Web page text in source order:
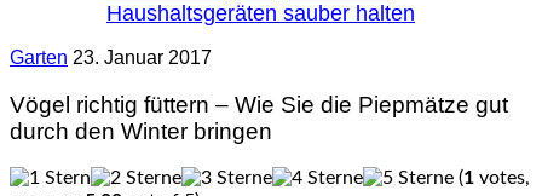
Haushaltsgeräten sauber halten
Garten 23. Januar 2017
Vögel richtig füttern – Wie Sie die Piepmätze gut
durch den Winter bringen
(1 votes,